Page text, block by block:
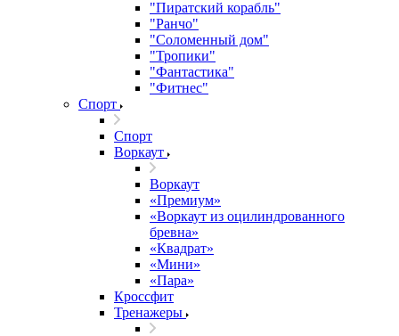
"Пиратский корабль"
"Ранчо"
"Соломенный дом"
"Тропики"
"Фантастика"
"Фитнес"
Спорт
Спорт
Воркаут
Воркаут
«Премиум»
«Воркаут из оцилиндрованного
бревна»
«Квадрат»
«Мини»
«Пара»
Кроссфит
Тренажеры